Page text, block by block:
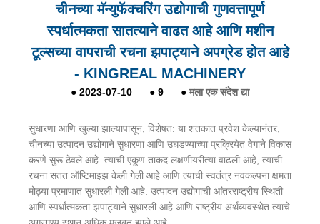
चीनच्या मॅन्युफॅक्चरिंग उद्योगाची गुणवत्तापूर्ण
स्पर्धात्मकता सातत्याने वाढत आहे आणि मशीन
टूल्सच्या वापराची रचना झपाट्याने अपग्रेड होत आहे
- KINGREAL MACHINERY
● 2023-07-10 ● 9 ● मला एक संदेश द्या
सुधारणा आणि खुल्या झाल्यापासून, विशेषत: या शतकात प्रवेश केल्यानंतर,
चीनच्या उत्पादन उद्योगाने सुधारणा आणि उघडण्याच्या प्रक्रियेत वेगाने विकास
करणे सुरू ठेवले आहे. त्याची एकूण ताकद लक्षणीयरीत्या वाढली आहे, त्याची
रचना सतत ऑप्टिमाइझ केली गेली आहे आणि त्याची स्वतंत्र नवकल्पना क्षमता
मोठ्या प्रमाणात सुधारली गेली आहे. उत्पादन उद्योगाची आंतरराष्ट्रीय स्थिती
आणि स्पर्धात्मकता झपाट्याने सुधारली आहे आणि राष्ट्रीय अर्थव्यवस्थेत त्याचे